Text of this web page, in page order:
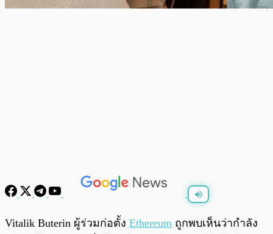
0:00 / 0:00
Vitalik Buterin ผู้ร่วมก่อตั้ง Ethereum ถูกพบเห็นว่ากำลัง